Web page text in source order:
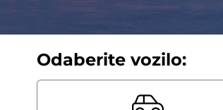
Odaberite vozilo: